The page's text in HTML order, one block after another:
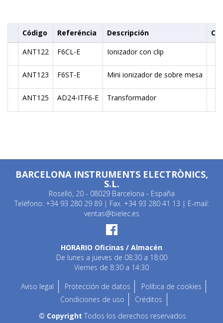
Código Referéncia Descripción
ANT122
F6CL-E Ionizador con clip
ANT123 F6ST-E Mini ionizador de sobre mesa
ANT125 AD24-ITF6-E Transformador
BARCELONA INSTRUMENTS ELECTRÒNICS,
S.L.
Roselló, 20 - 08029 Barcelona - España
Teléfono: +34 93 280 29 89 | Fax. +34 93 280 41 13 | E-mail:
ventas@bielec.es
HORARIO Oficinas / Almacén
De lunes a jueves de 08:30 a 18:00
Viernes de 8:30 a 14:30
Aviso legal
Protección de datos
Política de cookies
Condiciones de uso
Créditos
© Copyright Todos los derechos reservados